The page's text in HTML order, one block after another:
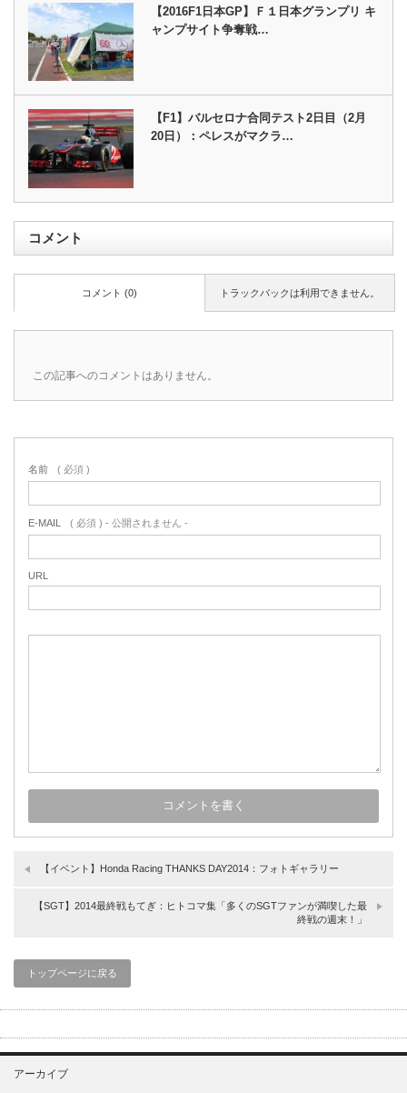
【2016F1日本GP】Ｆ１日本グランプリ キ
ャンプサイト争奪戦…
【F1】バルセロナ合同テスト2日目（2月
20日）：ペレスがマクラ…
コメント
トラックバックは利用できません。
コメント (0)
この記事へのコメントはありません。
名前 ( 必須 )
E-MAIL ( 必須 ) - 公開されません -
URL
【イベント】Honda Racing THANKS DAY2014：フォトギャラリー
【SGT】2014最終戦もてぎ：ヒトコマ集「多くのSGTファンが満喫した最
終戦の週末！」
トップページに戻る
アーカイブ